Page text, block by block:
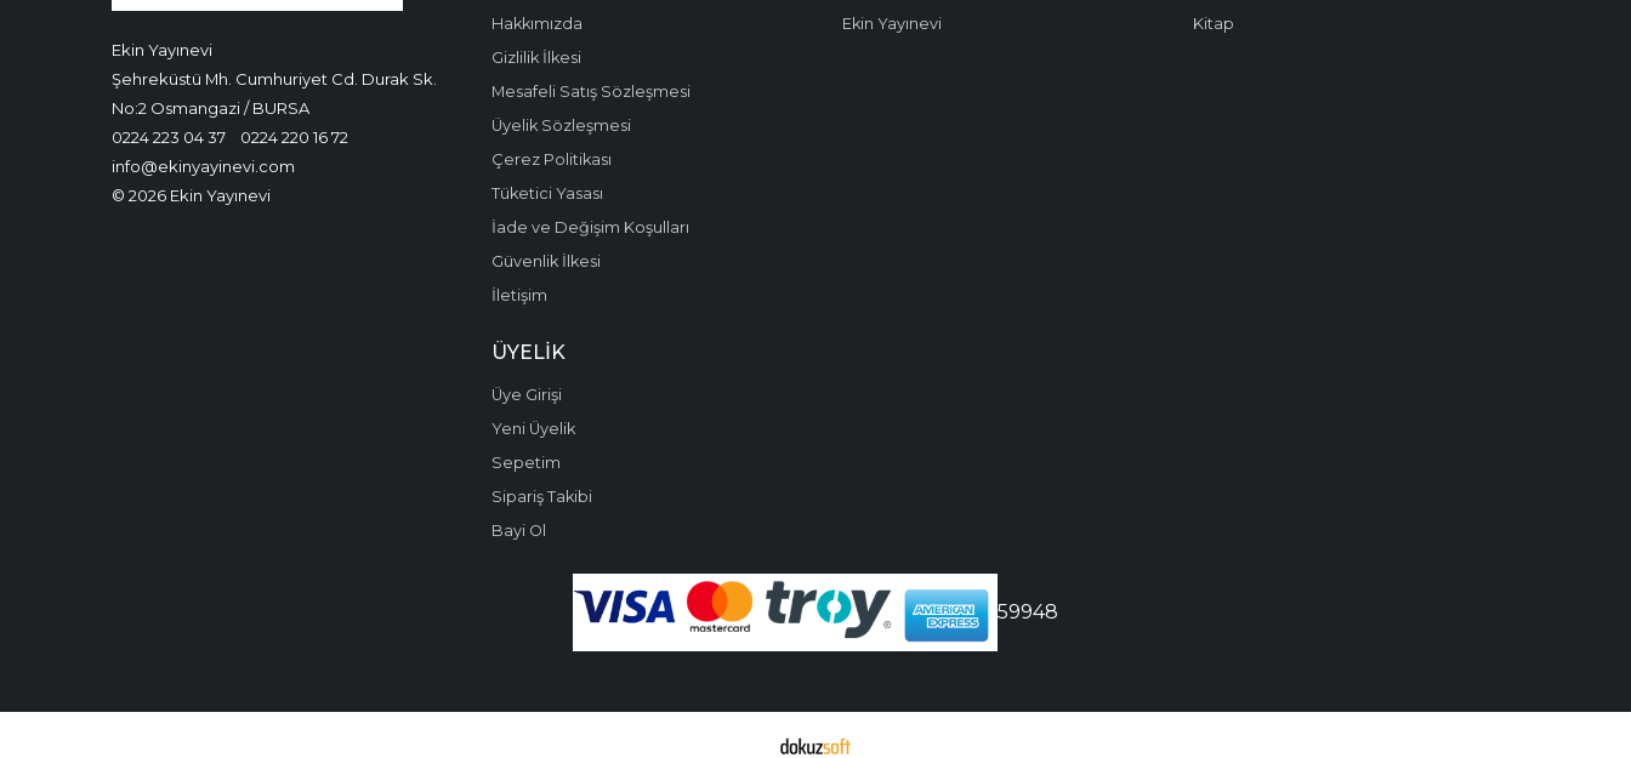
Ekin Yayınevi
Şehreküstü Mh. Cumhuriyet Cd. Durak Sk.
No:2 Osmangazi / BURSA
0224 223 04 37
0224 220 16 72
info@ekinyayinevi.com
© 2026 Ekin Yayınevi
Hakkımızda
Gizlilik İlkesi
Mesafeli Satış Sözleşmesi
Üyelik Sözleşmesi
Çerez Politikası
Tüketici Yasası
İade ve Değişim Koşulları
Güvenlik İlkesi
İletişim
Ekin Yayınevi
Kitap
ÜYELIK
Üye Girişi
Yeni Üyelik
Sepetim
Sipariş Takibi
Bayi Ol
59948